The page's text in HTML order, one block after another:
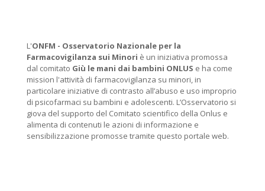
L'ONFM - Osservatorio Nazionale per la
Farmacovigilanza sui Minori è un iniziativa promossa
dal comitato Giù le mani dai bambini ONLUS e ha come
mission l'attività di farmacovigilanza su minori, in
particolare iniziative di contrasto all’abuso e uso improprio
di psicofarmaci su bambini e adolescenti. L’Osservatorio si
giova del supporto del Comitato scientifico della Onlus e
alimenta di contenuti le azioni di informazione e
sensibilizzazione promosse tramite questo portale web.